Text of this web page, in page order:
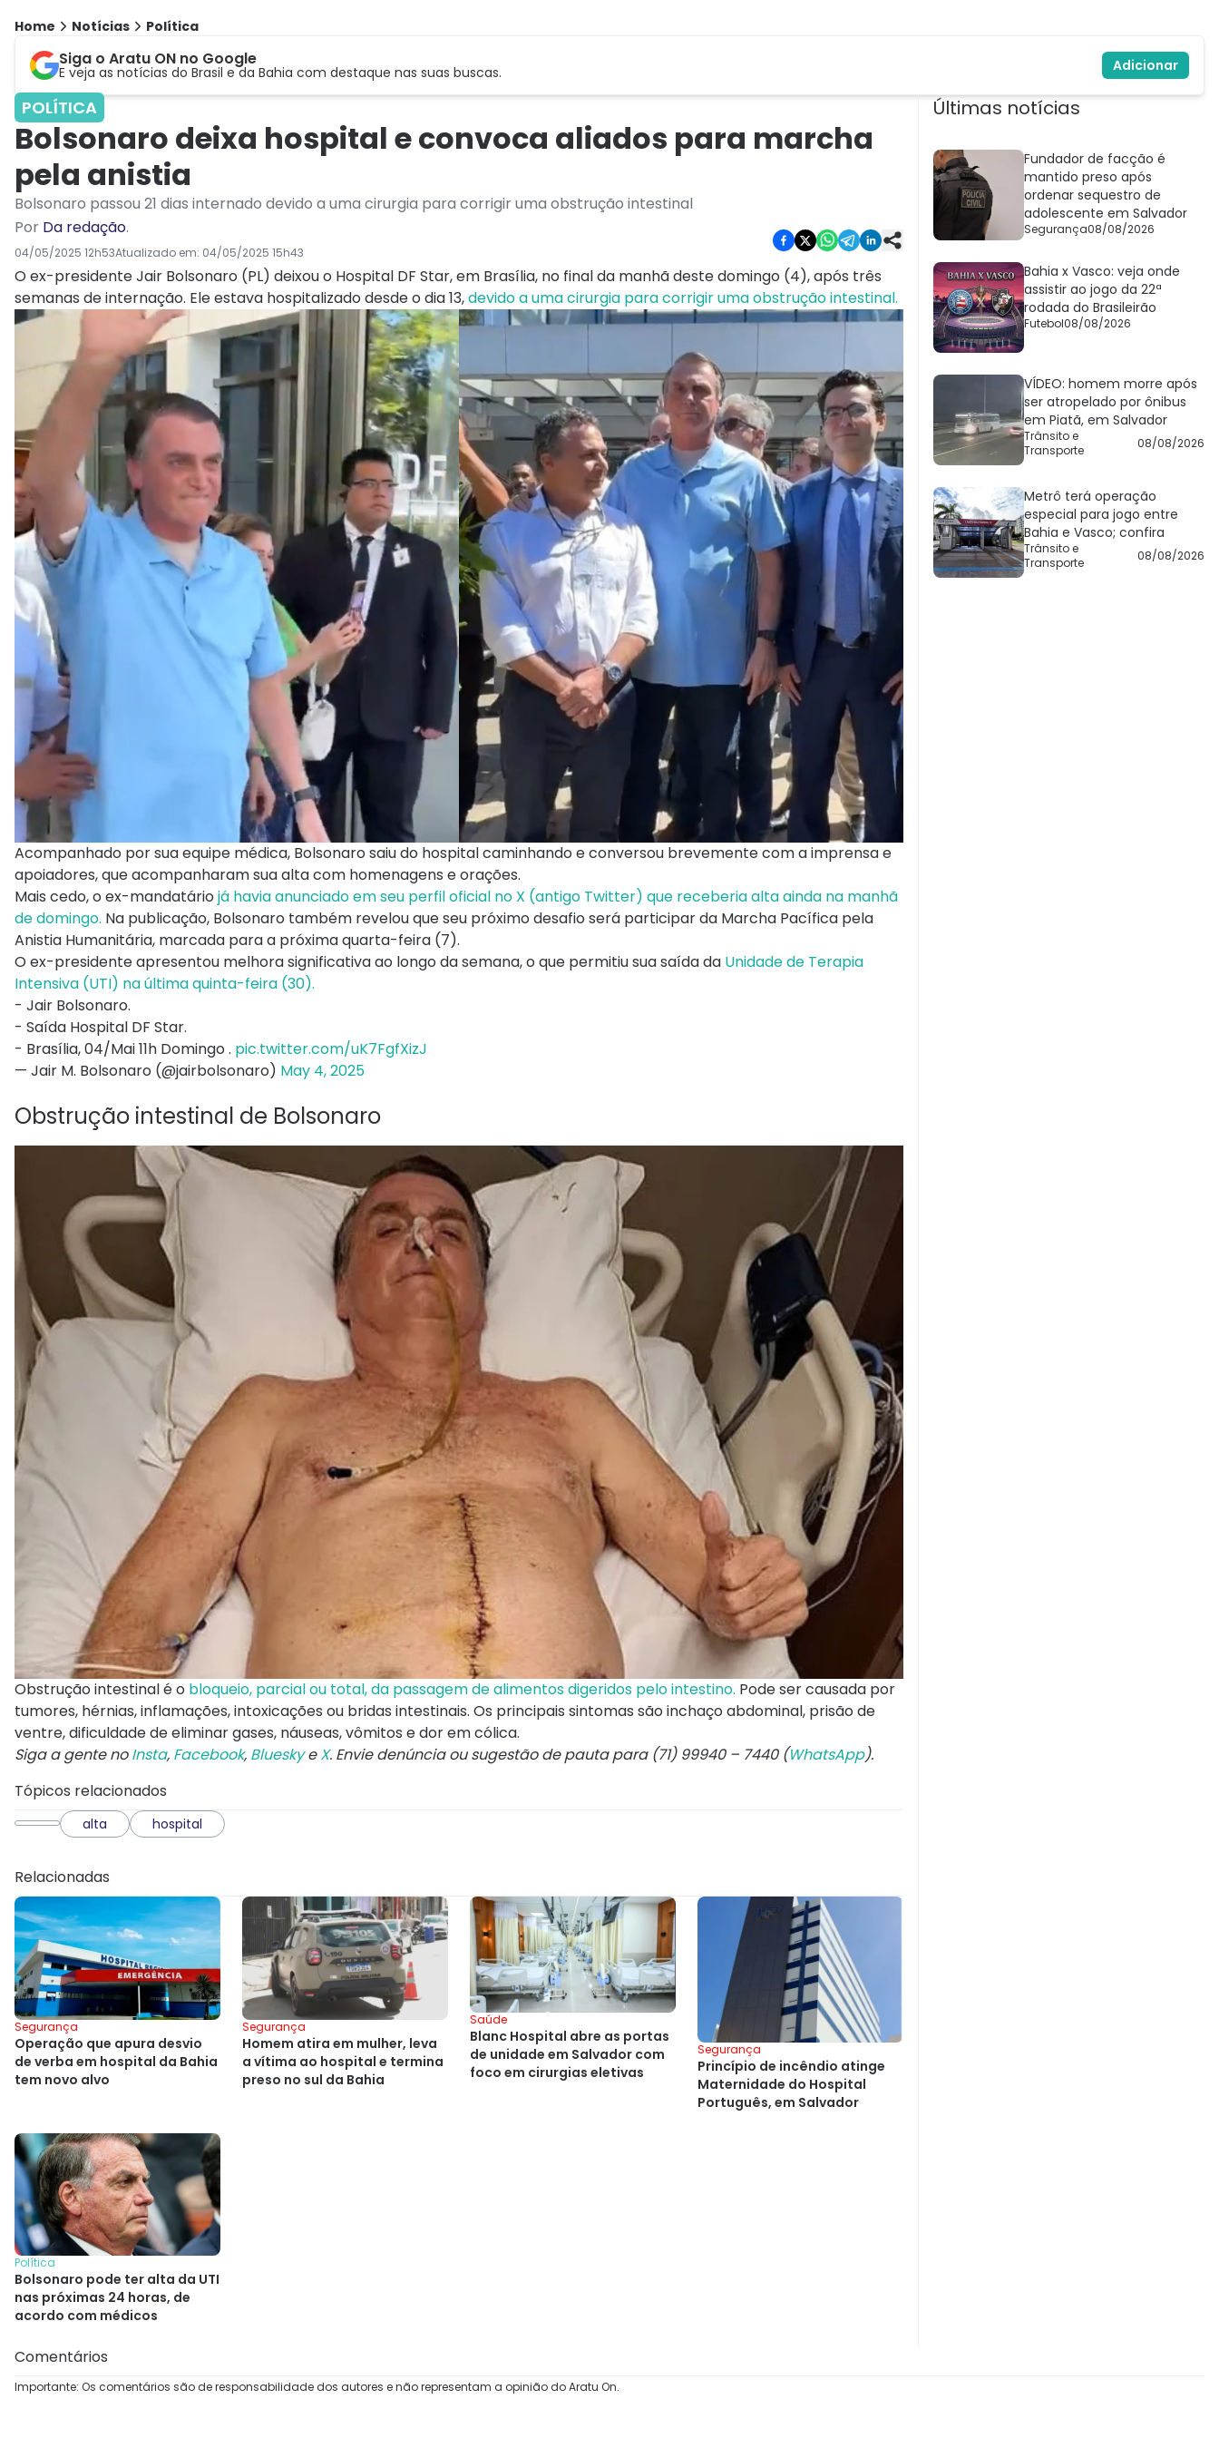
Home Notícias Política
Siga o Aratu ON no Google
E veja as notícias do Brasil e da Bahia com destaque nas suas buscas. Adicionar
POLÍTICA
Bolsonaro deixa hospital e convoca aliados para marcha
pela anistia
Bolsonaro passou 21 dias internado devido a uma cirurgia para corrigir uma obstrução intestinal
Por Da redação.
04/05/2025 12h53Atualizado em: 04/05/2025 15h43
O ex-presidente Jair Bolsonaro (PL) deixou o Hospital DF Star, em Brasília, no final da manhã deste domingo (4), após três
semanas de internação. Ele estava hospitalizado desde o dia 13,devido a uma cirurgia para corrigir uma obstrução intestinal.
Acompanhado por sua equipe médica, Bolsonaro saiu do hospital caminhando e conversou brevemente com a imprensa e
apoiadores, que acompanharam sua alta com homenagens e orações.
Mais cedo, o ex-mandatário já havia anunciado em seu perfil oficial no X (antigo Twitter) que receberia alta ainda na manhã
de domingo. Na publicação, Bolsonaro também revelou que seu próximo desafio será participar da Marcha Pacífica pela
Anistia Humanitária, marcada para a próxima quarta-feira (7).
O ex-presidente apresentou melhora significativa ao longo da semana, o que permitiu sua saída da Unidade de Terapia
Intensiva (UTI) na última quinta-feira (30).
- Jair Bolsonaro.
- Saída Hospital DF Star.
- Brasília, 04/Mai 11h Domingo . pic.twitter.com/uK7FgfXizJ
— Jair M. Bolsonaro (@jairbolsonaro) May 4, 2025
Obstrução intestinal de Bolsonaro
Obstrução intestinal é o bloqueio, parcial ou total, da passagem de alimentos digeridos pelo intestino. Pode ser causada por
tumores, hérnias, inflamações, intoxicações ou bridas intestinais. Os principais sintomas são inchaço abdominal, prisão de
ventre, dificuldade de eliminar gases, náuseas, vômitos e dor em cólica.
Siga a gente noInsta, Facebook, BlueskyeX. Envie denúncia ou sugestão de pauta para (71) 99940 – 7440 (WhatsApp).
Tópicos relacionados
alta hospital
Relacionadas
Segurança
Operação que apura desvio
de verba em hospital da Bahia
tem novo alvo
Segurança
Homem atira em mulher, leva
a vítima ao hospital e termina
preso no sul da Bahia
Saúde
Blanc Hospital abre as portas
de unidade em Salvador com
foco em cirurgias eletivas
Segurança
Princípio de incêndio atinge
Maternidade do Hospital
Português, em Salvador
Política
Bolsonaro pode ter alta da UTI
nas próximas 24 horas, de
acordo com médicos
Últimas notícias
Fundador de facção é
mantido preso após
ordenar sequestro de
adolescente em Salvador
Segurança08/08/2026
Bahia x Vasco: veja onde
assistir ao jogo da 22ª
rodada do Brasileirão
Futebol08/08/2026
VÍDEO: homem morre após
ser atropelado por ônibus
em Piatã, em Salvador
Trânsito e
Transporte
08/08/2026
Metrô terá operação
especial para jogo entre
Bahia e Vasco; confira
Trânsito e
Transporte
08/08/2026
Comentários
Importante: Os comentários são de responsabilidade dos autores e não representam a opinião do Aratu On.